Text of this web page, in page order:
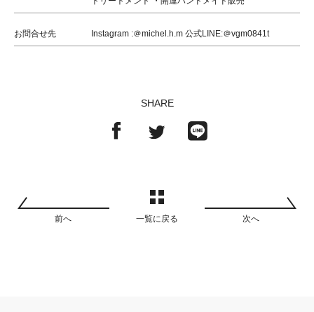
お問合せ先 Instagram :＠michel.h.m 公式LINE:＠vgm0841t
SHARE
前へ 一覧に戻る 次へ